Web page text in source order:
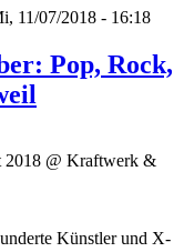
11/07/2018 - 16:18
Pop, Rock,
2018 @ Kraftwerk &
Künstler und X-